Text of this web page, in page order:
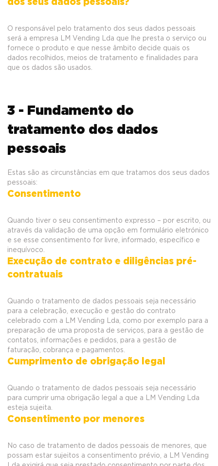
dos seus dados pessoais?
O responsável pelo tratamento dos seus dados pessoais
será a empresa LM Vending Lda que lhe presta o serviço ou
fornece o produto e que nesse âmbito decide quais os
dados recolhidos, meios de tratamento e finalidades para
que os dados são usados.
3 - Fundamento do
tratamento dos dados
pessoais
Estas são as circunstâncias em que tratamos dos seus dados
pessoais:
Consentimento
Quando tiver o seu consentimento expresso – por escrito, ou
através da validação de uma opção em formulário eletrónico
e se esse consentimento for livre, informado, específico e
inequívoco.
Execução de contrato e diligências pré-
contratuais
Quando o tratamento de dados pessoais seja necessário
para a celebração, execução e gestão do contrato
celebrado com a LM Vending Lda, como por exemplo para a
preparação de uma proposta de serviços, para a gestão de
contatos, informações e pedidos, para a gestão de
faturação, cobrança e pagamentos.
Cumprimento de obrigação legal
Quando o tratamento de dados pessoais seja necessário
para cumprir uma obrigação legal a que a LM Vending Lda
esteja sujeita.
Consentimento por menores
No caso de tratamento de dados pessoais de menores, que
possam estar sujeitos a consentimento prévio, a LM Vending